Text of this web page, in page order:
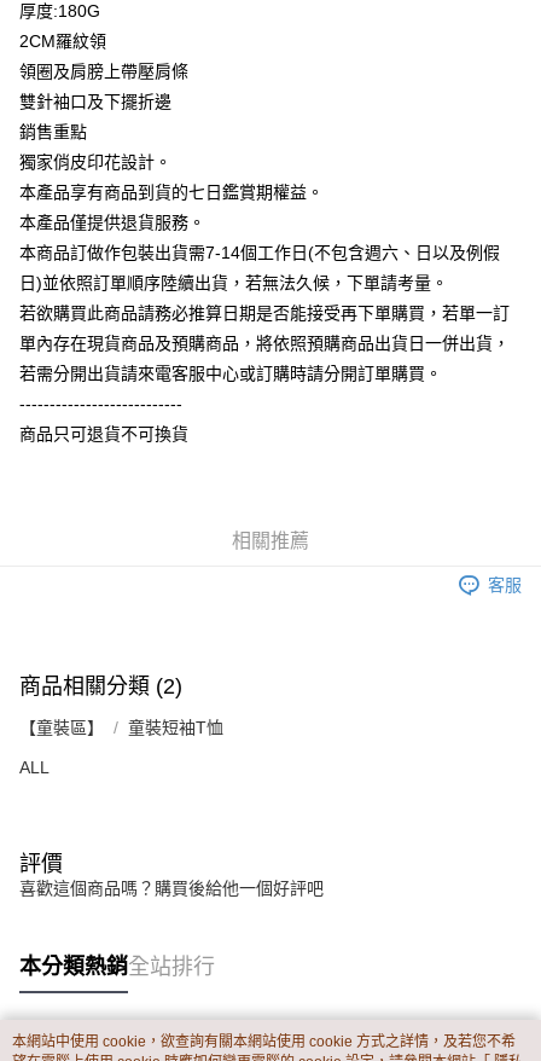
大哥付你分期
相關說明
1.本服務由台灣大哥大提供，台灣大哥大用戶可立即使用無須另外申請。
2.付款方式選擇「大哥付你分期」，訂單成立後會自動跳轉到大哥付的交易
流程，驗證手機門號後，選擇欲分期的期數、繳款截止日，確認付款後即完
成交易。
3.實際核准額度、可分期數及費用金額請依後續交易確認頁面所載為準。
4.訂單成立30分鐘內，如未前往確認交易或遇審核未通過，訂單將自動取
消。如遇「轉專審核」未通過狀況，表示未達大哥付你分期系統評分，恕無
法說明評估內容。
【繳款方式說明】
1.分期款項不併入電信帳單，「大哥付你分期」於每月結算日後寄送繳費提
2.透過簡訊連結打開帳單後，可選擇「超商條碼／台灣大直營門市／銀行轉
帳／街口支付／iPASS MONEY」等通路繳費。
1.本服務係由「台灣大哥大股份有限公司」（以下簡稱本公司）所提供，讓
由本公司與您本人進行分期帳單所需資料之確認、核對及更正。
AFTEE先享後付
相關說明
【關於「AFTEE先享後付」】
AFTEE先享後付是「在收到商品之後才付款」的支付方式。 讓您購物簡單
１．簡單：不需註冊會員、不需綁卡、不需儲值。
２．便利：只要手機號碼，簡訊認證，即可結帳。
３．安心：先確認商品／服務後，再付款。
【「AFTEE先享後付」結帳流程】
１．於結帳方式選擇「AFTEE先享後付」後，將跳轉至「AFTEE先享後付」
２．訂單成立數日內，您將收到繳費通知簡訊。
３．收到繳費通知簡訊後14天內，點擊此簡訊中的連結，可透過四大超商／
ATM／網路銀行／等多元方式進行付款，方視為交易完成。
※ 請注意：結帳手續完成當下不需立刻繳費，但若您需要取消訂單，請聯絡
是否繳費成功／繳費後需取消欲退款等相關疑問，請聯繫「AFTEE先享後付
https://netprotections.freshdesk.com/support/home
２．關於個人資料處理事宜，請瀏覽以下網址：
３．未成年的使用者請事先徵得法定代理人或監護人之同意方可使用
任。
５．嚴禁一人註冊多個帳號或使用他人資訊註冊。若發現惡意使用之情形，
恩沛科技股份有限公司將有權停止該用戶之使用額度並採取法律行動。
ATM付款
運送方式
全家付款取貨
每筆NT$65，滿NT$899(含以上)免運費
付款後全家取貨
7-11付款取貨
每筆NT$60，滿NT$899(含以上)免運費
厚度:180G
2CM羅紋領
領圈及肩膀上帶壓肩條
雙針袖口及下擺折邊
銷售重點
獨家俏皮印花設計。
本產品享有商品到貨的七日鑑賞期權益。
本產品僅提供退貨服務。
本商品訂做作包裝出貨需7-14個工作日(不包含週六、日以及例假
日)並依照訂單順序陸續出貨，若無法久候，下單請考量。
若欲購買此商品請務必推算日期是否能接受再下單購買，若單一訂
單內存在現貨商品及預購商品，將依照預購商品出貨日一併出貨，
若需分開出貨請來電客服中心或訂購時請分開訂單購買。
---------------------------
商品只可退貨不可換貨
相關推薦
客服
商品相關分類 (2)
【童裝區】 童裝短袖T恤
ALL
評價
喜歡這個商品嗎？購買後給他一個好評吧
本分類熱銷全站排行
本網站中使用 cookie，欲查詢有關本網站使用 cookie 方式之詳情，及若您不希